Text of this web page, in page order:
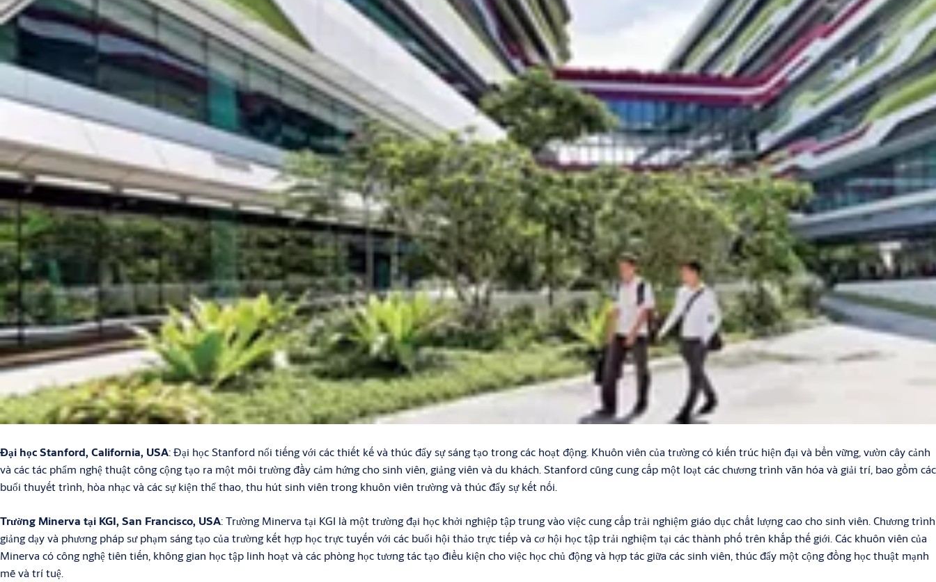
Đại học Stanford, California, USA: Đại học Stanford nổi tiếng với các thiết kế và thúc đẩy sự sáng tạo trong các hoạt động. Khuôn viên của trường có kiến trúc hiện đại và bền vững, vườn cây cảnh
và các tác phẩm nghệ thuật công cộng tạo ra một môi trường đầy cảm hứng cho sinh viên, giảng viên và du khách. Stanford cũng cung cấp một loạt các chương trình văn hóa và giải trí, bao gồm các
buổi thuyết trình, hòa nhạc và các sự kiện thể thao, thu hút sinh viên trong khuôn viên trường và thúc đẩy sự kết nối.
Trường Minerva tại KGI, San Francisco, USA: Trường Minerva tại KGI là một trường đại học khởi nghiệp tập trung vào việc cung cấp trải nghiệm giáo dục chất lượng cao cho sinh viên. Chương trình
giảng dạy và phương pháp sư phạm sáng tạo của trường kết hợp học trực tuyến với các buổi hội thảo trực tiếp và cơ hội học tập trải nghiệm tại các thành phố trên khắp thế giới. Các khuôn viên của
Minerva có công nghệ tiên tiến, không gian học tập linh hoạt và các phòng học tương tác tạo điều kiện cho việc học chủ động và hợp tác giữa các sinh viên, thúc đẩy một cộng đồng học thuật mạnh
mẽ và trí tuệ.